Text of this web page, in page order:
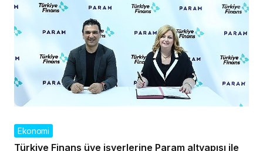
Ekonomi
Türkiye Finans üye işyerlerine Param altyapısı ile